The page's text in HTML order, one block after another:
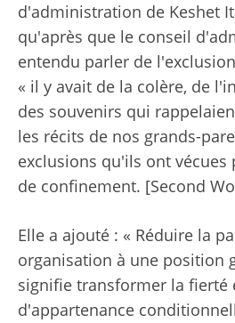
d'administration de Keshet
qu'après que le conseil
entendu parler de
« il y avait de la colère, de
des souvenirs qui
les récits de nos grands-
exclusions qu'ils ont
de confinement. [Second
Elle a ajouté : « Réduire la
organisation à une position
signifie transformer la fierté
d'appartenance